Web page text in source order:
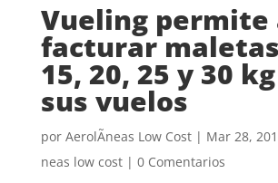
Vueling permite
facturar
15, 20, 25 y 30
sus vuelos
por AerolÃ­neas Low Cost| Mar 28,
neas low cost| 0 Comentarios